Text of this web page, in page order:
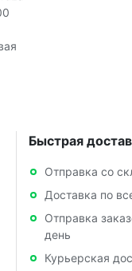
Быстрая
Отправка со
Доставка по
Отправка
день
Курьерская